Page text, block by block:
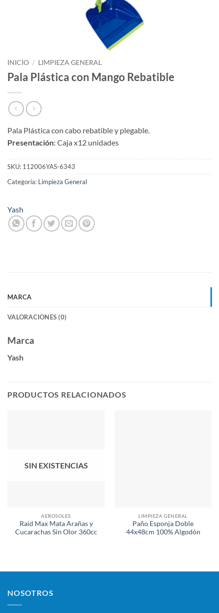
INICIO / LIMPIEZA GENERAL
Pala Plástica con Mango Rebatible
Pala Plástica con cabo rebatible y plegable.
Presentación: Caja x12 unidades
SKU: 112006YAS-6343
Categoría: Limpieza General
Yash
MARCA
VALORACIONES (0)
Marca
Yash
PRODUCTOS RELACIONADOS
SIN EXISTENCIAS
AEROSOLES
Raid Max Mata Arañas y
Cucarachas Sin Olor 360cc
LIMPIEZA GENERAL
Paño Esponja Doble
44x48cm 100% Algodón
NOSOTROS